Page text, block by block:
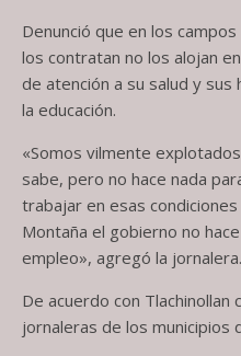
Denunció que en los
los contratan no los alojan
de atención a su salud y
la educación.
«Somos vilmente
sabe, pero no hace nada
trabajar en esas
Montaña el gobierno no
empleo», agregó la jornalera.
De acuerdo con Tlachinollan
jornaleras de los municipios